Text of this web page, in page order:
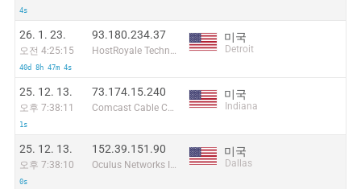
4s
26. 1. 23.
오전 4:25:15
40d 8h 47m 4s
93.180.234.37
HostRoyale Technologies Pvt Ltd
미국
Detroit
25. 12. 13.
오후 7:38:11
1s
73.174.15.240
Comcast Cable Communications
미국
Indiana
25. 12. 13.
오후 7:38:10
0s
152.39.151.90
Oculus Networks Inc
미국
Dallas